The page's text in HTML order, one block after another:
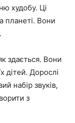
худобу. Ці
планеті. Вони
здається. Вони
дітей. Дорослі
набір звуків,
з